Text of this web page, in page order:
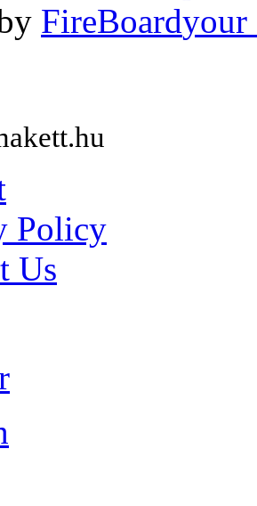
FireBoard
Policy
Us